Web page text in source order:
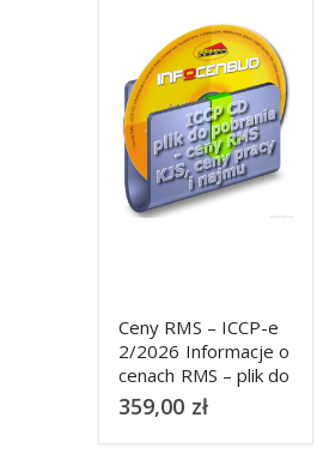
Ceny RMS – ICCP-e
2/2026 Informacje o
cenach RMS – plik do
pobrania do
programów
kosztorysowych
359,00 zł